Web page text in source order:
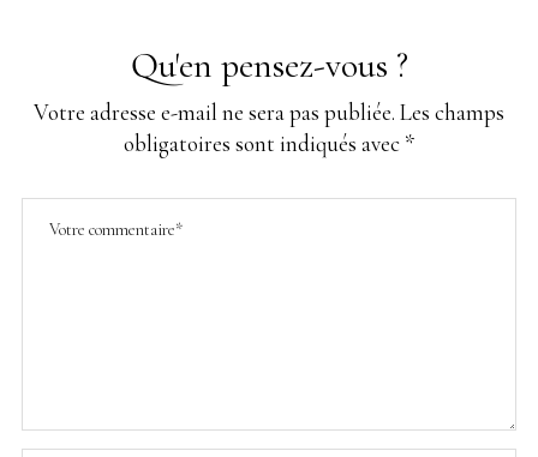
Qu'en pensez-vous ?
Votre adresse e-mail ne sera pas publiée. Les champs
obligatoires sont indiqués avec *